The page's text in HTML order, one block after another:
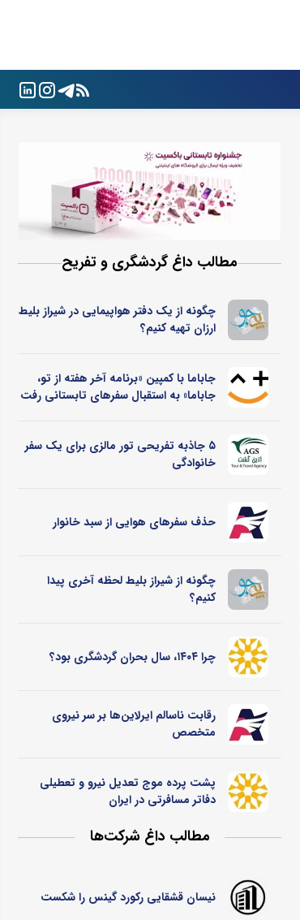
مطالب داغ گردشگری و تفریح
چگونه از یک دفتر هواپیمایی در شیراز بلیط
ارزان تهیه کنیم؟
جاباما با کمپین «برنامه آخر هفته از تو،
جاباما» به استقبال سفرهای تابستانی رفت
۵ جاذبه تفریحی تور مالزی برای یک سفر
خانوادگی
حذف سفرهای هوایی از سبد خانوار
چگونه از شیراز بلیط لحظه آخری پیدا
کنیم؟
چرا ۱۴۰۴، سال بحران گردشگری بود؟
رقابت ناسالم ایرلاین‌ها بر سر نیروی
متخصص
پشت پرده موج تعدیل نیرو و تعطیلی
دفاتر مسافرتی در ایران
مطالب داغ شرکت‌ها
نیسان قشقایی رکورد گینس را شکست